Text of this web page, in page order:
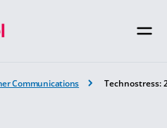
Communications Technostress: